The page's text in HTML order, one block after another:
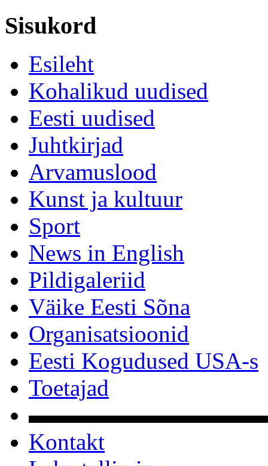
Sisukord
Esileht
Kohalikud uudised
Eesti uudised
Juhtkirjad
Arvamuslood
Kunst ja kultuur
Sport
News in English
Pildigaleriid
Väike Eesti Sõna
Organisatsioonid
Eesti Kogudused USA-s
Toetajad
Kontakt